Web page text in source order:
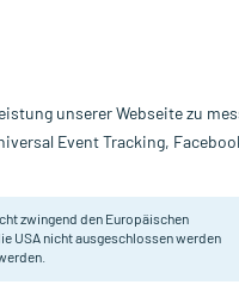
zur Anwendung in der
unserer Webseite zu
Event Tracking,
zwingend den Europäischen
USA nicht ausgeschlossen werden